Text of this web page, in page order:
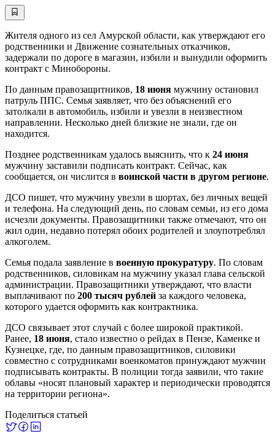
Жителя одного из сел Амурской области, как утверждают его
родственники и Движение сознательных отказчиков,
задержали по дороге в магазин, избили и вынудили оформить
контракт с Минобороны.
По данным правозащитников, 18 июня мужчину остановил
патруль ППС. Семья заявляет, что без объяснений его
затолкали в автомобиль, избили и увезли в неизвестном
направлении. Несколько дней близкие не знали, где он
находится.
Позднее родственникам удалось выяснить, что к 24 июня
мужчину заставили подписать контракт. Сейчас, как
сообщается, он числится в воинской части в другом регионе.
ДСО пишет, что мужчину увезли в шортах, без личных вещей
и телефона. На следующий день, по словам семьи, из его дома
исчезли документы. Правозащитники также отмечают, что он
жил один, недавно потерял обоих родителей и злоупотреблял
алкоголем.
Семья подала заявление в военную прокуратуру. По словам
родственников, силовикам на мужчину указал глава сельской
администрации. Правозащитники утверждают, что власти
выплачивают по 200 тысяч рублей за каждого человека,
которого удается оформить как контрактника.
ДСО связывает этот случай с более широкой практикой.
Ранее, 18 июня, стало известно о рейдах в Пензе, Каменке и
Кузнецке, где, по данным правозащитников, силовики
совместно с сотрудниками военкоматов принуждают мужчин
подписывать контракты. В полиции тогда заявили, что такие
облавы «носят плановый характер и периодически проводятся
на территории региона».
Поделиться статьей